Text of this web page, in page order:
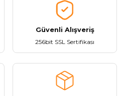
Güvenli Alışveriş
256bit SSL Sertifikası